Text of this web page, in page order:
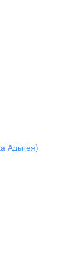
Адыгея)